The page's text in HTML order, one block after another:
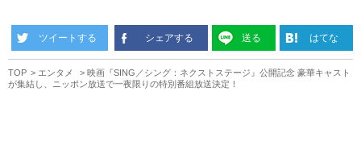
ツイートする シェアする 送る はてな
TOP エンタメ
映画『SING／シング：ネクストステージ』公開記念 豪華キャスト
が集結し、ニッポン放送で一夜限りの特別番組放送決定！